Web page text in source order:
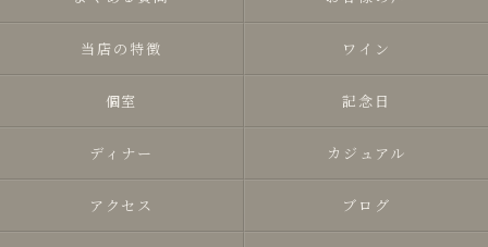
当店の特徴 ワイン
個室 記念日
ディナー カジュアル
アクセス ブログ